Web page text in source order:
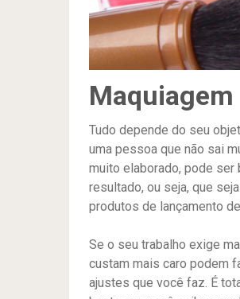
Maquiagem
Tudo depende do seu
uma pessoa que não sai
muito elaborado, pode
resultado, ou seja, que
produtos de lançamento
Se o seu trabalho exige
custam mais caro podem
ajustes que você faz. É